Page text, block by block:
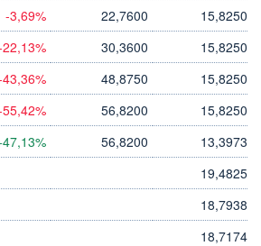
-3,69% 22,7600
15,8250
30,3600
15,8250
48,8750
15,8250
56,8200
15,8250
56,8200
13,3973
19,4825
18,7938
18,7174